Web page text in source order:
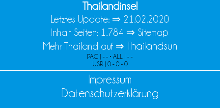
Thailandinsel
Letztes Update: ⇒ 21.02.2020
Inhalt Seiten: 1.784 ⇒ Sitemap
Mehr Thailand auf ⇒ Thailandsun
PAG | - - • ALL | - -
USR | 0 - 0 - 0
Impressum
Datenschutzerklärung